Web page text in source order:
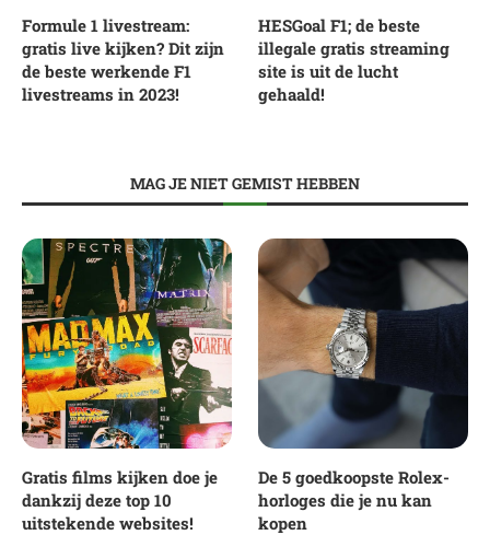
Formule 1 livestream:
gratis live kijken? Dit zijn
de beste werkende F1
livestreams in 2023!
HESGoal F1; de beste
illegale gratis streaming
site is uit de lucht
gehaald!
MAG JE NIET GEMIST HEBBEN
Gratis films kijken doe je
dankzij deze top 10
uitstekende websites!
De 5 goedkoopste Rolex-
horloges die je nu kan
kopen